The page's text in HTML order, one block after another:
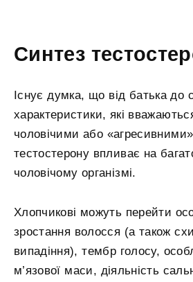
Синтез
Існує думка, що від батька до
характеристики, які
чоловічими або
тестостерону впливає на
чоловічому організмі.
Хлопчикові можуть перейти
зростання волосся (а також
випадіння), тембр голосу,
м’язової маси, діяльність